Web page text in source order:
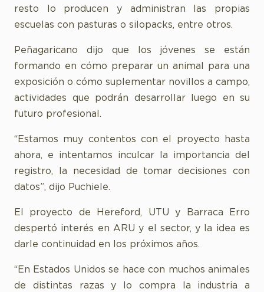
resto lo producen y administran las propias
escuelas con pasturas o silopacks, entre otros.
Peñagaricano dijo que los jóvenes se están
formando en cómo preparar un animal para una
exposición o cómo suplementar novillos a campo,
actividades que podrán desarrollar luego en su
futuro profesional.
“Estamos muy contentos con el proyecto hasta
ahora, e intentamos inculcar la importancia del
registro, la necesidad de tomar decisiones con
datos”, dijo Puchiele.
El proyecto de Hereford, UTU y Barraca Erro
despertó interés en ARU y el sector, y la idea es
darle continuidad en los próximos años.
“En Estados Unidos se hace con muchos animales
de distintas razas y lo compra la industria a